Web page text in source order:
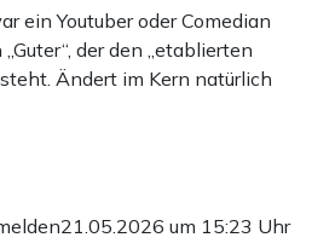
ein Youtuber oder Comedian
der den „etablierten
Ändert im Kern natürlich
21.05.2026 um 15:23 Uhr